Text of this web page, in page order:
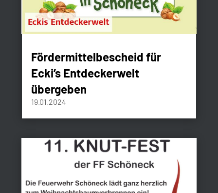
Fördermittelbescheid für
Ecki’s Entdeckerwelt
übergeben
19.01.2024